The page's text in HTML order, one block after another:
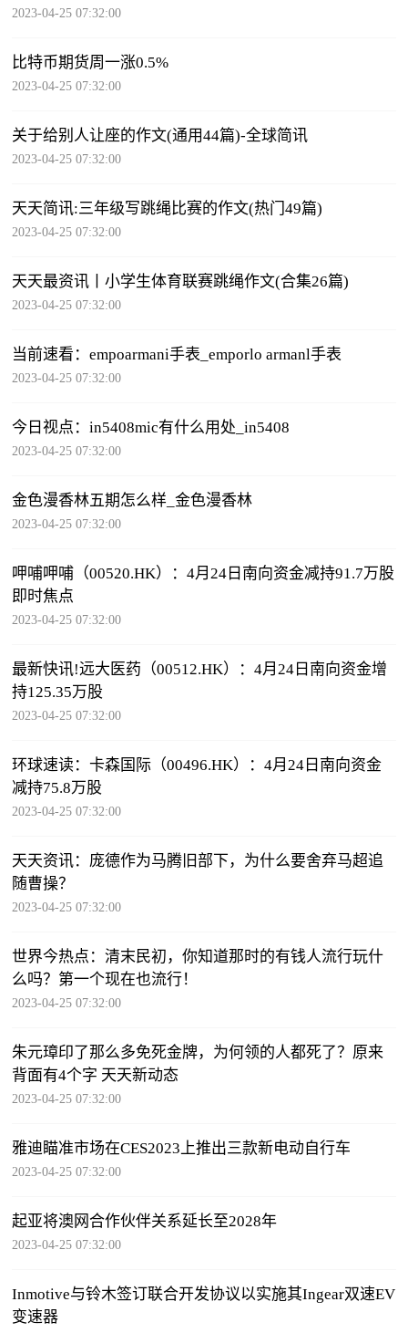
2023-04-25 07:32:00
比特币期货周一涨0.5%
2023-04-25 07:32:00
关于给别人让座的作文(通用44篇)-全球简讯
2023-04-25 07:32:00
天天简讯:三年级写跳绳比赛的作文(热门49篇)
2023-04-25 07:32:00
天天最资讯丨小学生体育联赛跳绳作文(合集26篇)
2023-04-25 07:32:00
当前速看：empoarmani手表_emporlo armanl手表
2023-04-25 07:32:00
今日视点：in5408mic有什么用处_in5408
2023-04-25 07:32:00
金色漫香林五期怎么样_金色漫香林
2023-04-25 07:32:00
呷哺呷哺（00520.HK）：4月24日南向资金减持91.7万股
即时焦点
2023-04-25 07:32:00
最新快讯!远大医药（00512.HK）：4月24日南向资金增
持125.35万股
2023-04-25 07:32:00
环球速读：卡森国际（00496.HK）：4月24日南向资金
减持75.8万股
2023-04-25 07:32:00
天天资讯：庞德作为马腾旧部下，为什么要舍弃马超追
随曹操？
2023-04-25 07:32:00
世界今热点：清末民初，你知道那时的有钱人流行玩什
么吗？第一个现在也流行！
2023-04-25 07:32:00
朱元璋印了那么多免死金牌，为何领的人都死了？原来
背面有4个字 天天新动态
2023-04-25 07:32:00
雅迪瞄准市场在CES2023上推出三款新电动自行车
2023-04-25 07:32:00
起亚将澳网合作伙伴关系延长至2028年
2023-04-25 07:32:00
Inmotive与铃木签订联合开发协议以实施其Ingear双速EV
变速器